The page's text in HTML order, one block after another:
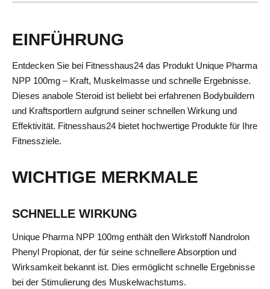
EINFÜHRUNG
Entdecken Sie bei Fitnesshaus24 das Produkt Unique Pharma
NPP 100mg – Kraft, Muskelmasse und schnelle Ergebnisse.
Dieses anabole Steroid ist beliebt bei erfahrenen Bodybuildern
und Kraftsportlern aufgrund seiner schnellen Wirkung und
Effektivität. Fitnesshaus24 bietet hochwertige Produkte für Ihre
Fitnessziele.
WICHTIGE MERKMALE
SCHNELLE WIRKUNG
Unique Pharma NPP 100mg enthält den Wirkstoff Nandrolon
Phenyl Propionat, der für seine schnellere Absorption und
Wirksamkeit bekannt ist. Dies ermöglicht schnelle Ergebnisse
bei der Stimulierung des Muskelwachstums.